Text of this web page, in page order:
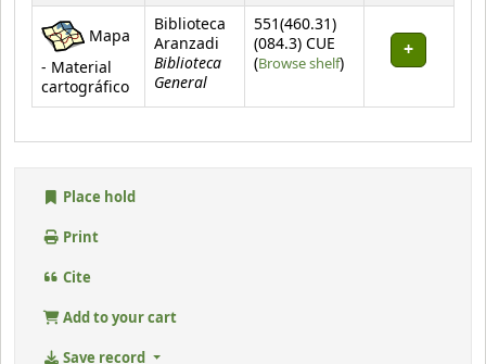
Mapa
- Material
cartográfico
Biblioteca
Aranzadi
Biblioteca
General
551(460.31)
(084.3) CUE
(Browse shelf(Opens below)
)
Place hold
Print
Cite
Add to your cart
Save record